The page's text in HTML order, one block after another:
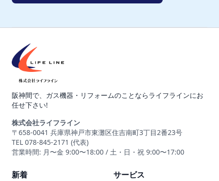
阪神間で、ガス機器・リフォームのことならライフラインにお
任せ下さい!
株式会社ライフライン
〒658-0041 兵庫県神戸市東灘区住吉南町3丁目2番23号
TEL 078-845-2171 (代表)
営業時間: 月〜金 9:00〜18:00 / 土・日・祝 9:00〜17:00
新着
サービス